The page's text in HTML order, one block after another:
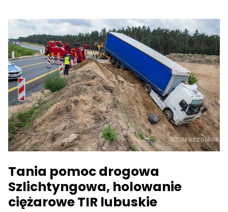
Tania pomoc drogowa
Szlichtyngowa, holowanie
ciężarowe TIR lubuskie